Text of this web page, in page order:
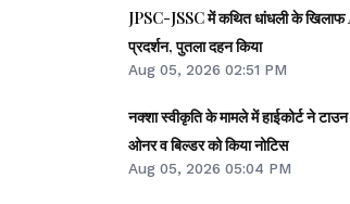
JPSC-JSSC में कथित धांधली के
प्रदर्शन, पुतला दहन किया
Aug 05, 2026 02:51 PM
नक्शा स्वीकृति के मामले में हाईकोर्ट ने
ओनर व बिल्डर को किया नोटिस
Aug 05, 2026 05:04 PM